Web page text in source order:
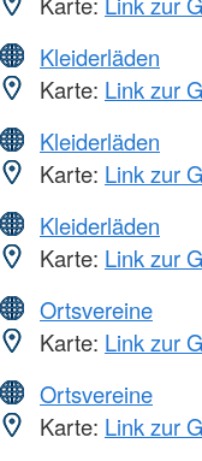
Kleiderläden
Karte: Link zur
Kleiderläden
Karte: Link zur
Kleiderläden
Karte: Link zur
Ortsvereine
Karte: Link zur
Ortsvereine
Karte: Link zur